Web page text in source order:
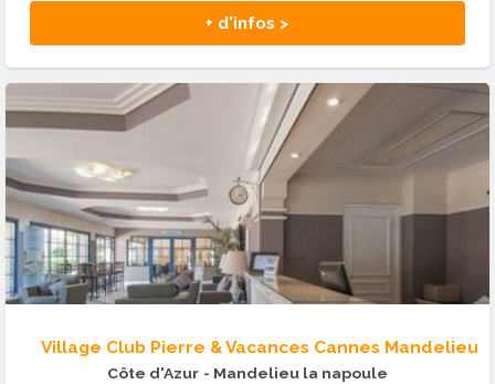
+ d'infos >
Village Club Pierre & Vacances Cannes Mandelieu
Côte d'Azur - Mandelieu la napoule